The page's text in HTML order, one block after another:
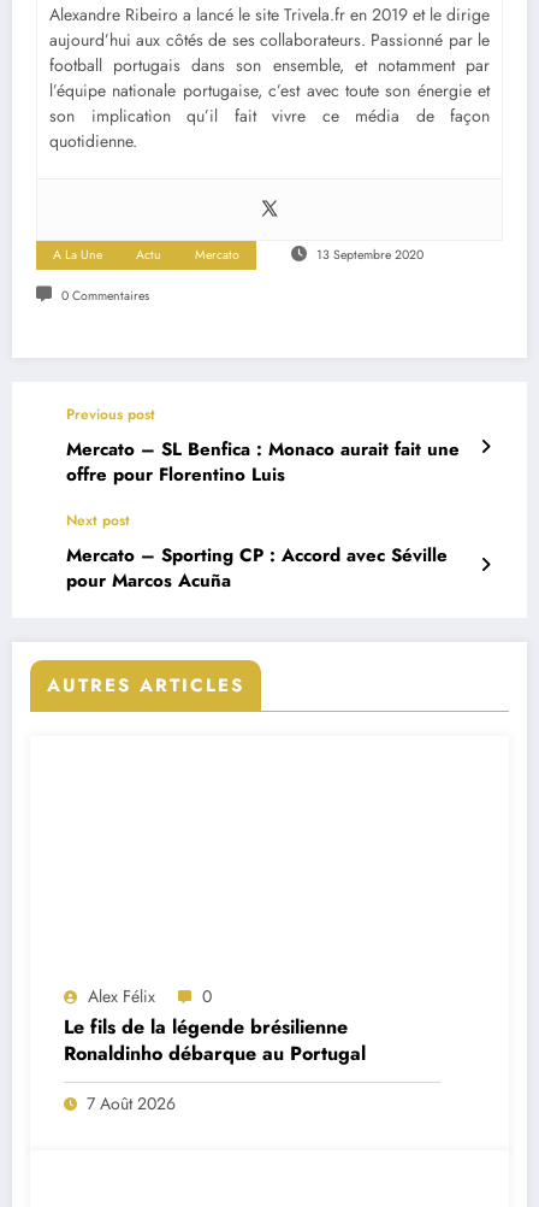
Alexandre Ribeiro a lancé le site Trivela.fr en 2019 et le dirige
aujourd’hui aux côtés de ses collaborateurs. Passionné par le
football portugais dans son ensemble, et notamment par
l’équipe nationale portugaise, c’est avec toute son énergie et
son implication qu’il fait vivre ce média de façon
quotidienne.
A La Une Actu Mercato 13 Septembre 2020
0 Commentaires
Previous post
Mercato – SL Benfica : Monaco aurait fait une
offre pour Florentino Luis
Next post
Mercato – Sporting CP : Accord avec Séville
pour Marcos Acuña
AUTRES ARTICLES
Alex Félix 0
Le fils de la légende brésilienne
Ronaldinho débarque au Portugal
7 Août 2026